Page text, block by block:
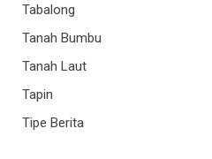
Tabalong
Tanah Bumbu
Tanah Laut
Tapin
Tipe Berita